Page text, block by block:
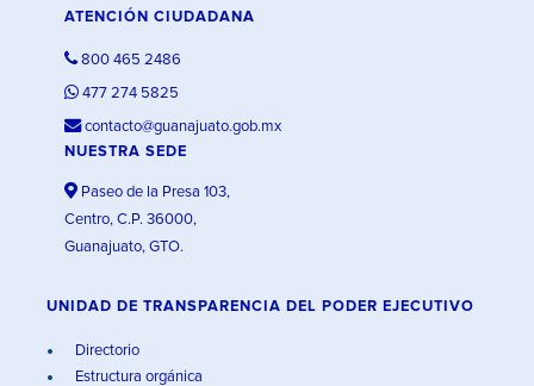
ATENCIÓN CIUDADANA
800 465 2486
477 274 5825
contacto@guanajuato.gob.mx
NUESTRA SEDE
Paseo de la Presa 103,
Centro, C.P. 36000,
Guanajuato, GTO.
UNIDAD DE TRANSPARENCIA DEL PODER EJECUTIVO
Directorio
Estructura orgánica